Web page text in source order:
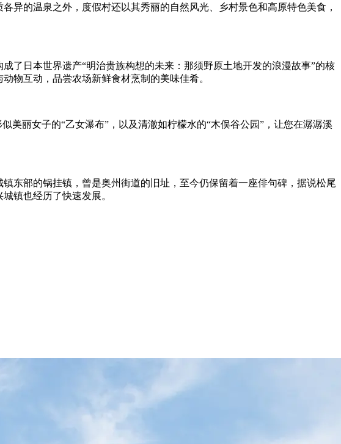
异的温泉之外，度假村还以其秀丽的自然风光、乡村景色和高原特色美食，
了日本世界遗产“明治贵族构想的未来：那须野原土地开发的浪漫故事”的核
物互动，品尝农场新鲜食材烹制的美味佳肴。
美丽女子的“乙女瀑布”，以及清澈如柠檬水的“木俣谷公园”，让您在潺潺溪
东部的锅挂镇，曾是奥州街道的旧址，至今仍保留着一座俳句碑，据说松尾
镇也经历了快速发展。